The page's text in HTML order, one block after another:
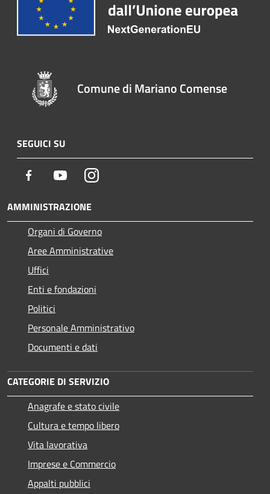
Comune di Mariano Comense
SEGUICI SU
Facebook YoutubeInstagram
AMMINISTRAZIONE
Organi di Governo
Aree Amministrative
Uffici
Enti e fondazioni
Politici
Personale Amministrativo
Documenti e dati
CATEGORIE DI SERVIZIO
Anagrafe e stato civile
Cultura e tempo libero
Vita lavorativa
Imprese e Commercio
Appalti pubblici